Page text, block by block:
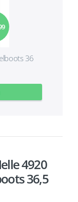
36
4920
36,5